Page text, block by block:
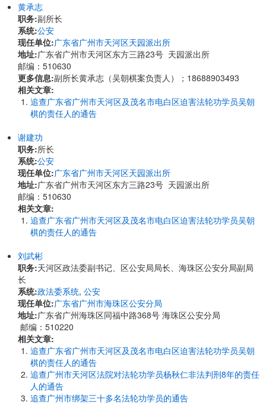
黄承志
职务:副所长
系统:公安
现任单位:广东省广州市天河区天园派出所
地址:广东省广州市天河区东方三路23号 天园派出所
邮编：510630
更多信息:副所长黄承志（吴朝棋案负责人）；18688903493
相关文章:
追查广东省广州市天河区及茂名市电白区迫害法轮功学员吴朝
棋的责任人的通告
谢建功
职务:所长
系统:公安
现任单位:广东省广州市天河区天园派出所
地址:广东省广州市天河区东方三路23号 天园派出所
邮编：510630
相关文章:
追查广东省广州市天河区及茂名市电白区迫害法轮功学员吴朝
棋的责任人的通告
刘武彬
职务:天河区政法委副书记、区公安局局长、海珠区公安分局副局
长
系统:政法委系统, 公安
现任单位:广东省广州市海珠区公安分局
地址:广东省广州海珠区同福中路368号 海珠区公安分局
邮编：510220
相关文章:
追查广东省广州市天河区及茂名市电白区迫害法轮功学员吴朝
棋的责任人的通告
追查广州市天河区法院对法轮功学员杨秋仁非法判刑8年的责任
人的通告
追查广州市绑架三十多名法轮功学员的通告